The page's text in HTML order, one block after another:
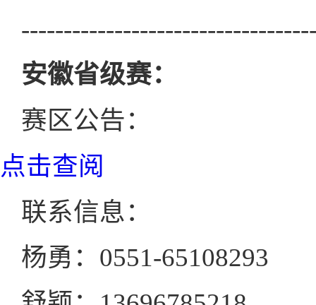
安徽省级赛：
赛区公告：
点击查阅
联系信息：
杨勇：0551-65108293